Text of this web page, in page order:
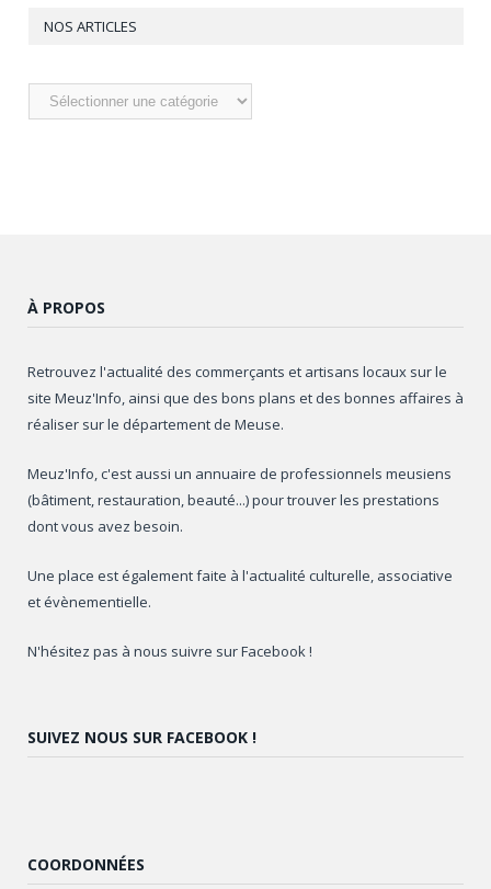
NOS ARTICLES
Nos
articles
À PROPOS
Retrouvez l'actualité des commerçants et artisans locaux sur le
site Meuz'Info, ainsi que des bons plans et des bonnes affaires à
réaliser sur le département de Meuse.
Meuz'Info, c'est aussi un annuaire de professionnels meusiens
(bâtiment, restauration, beauté...) pour trouver les prestations
dont vous avez besoin.
Une place est également faite à l'actualité culturelle, associative
et évènementielle.
N'hésitez pas à nous suivre sur Facebook !
SUIVEZ NOUS SUR FACEBOOK !
COORDONNÉES